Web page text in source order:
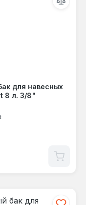
для навесных
8 л. 3/8"